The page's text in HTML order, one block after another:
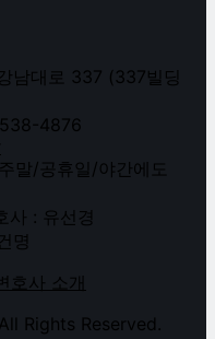
남대로 337 (337빌딩
4876
말/공휴일/야간에도
사 : 유선경
명
호사 소개
Rights Reserved.